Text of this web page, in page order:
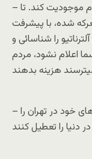
– باید آلترناتیو(جایگزین رژیم) از هم اکنون اعلام موجودیت کند. تا
شده، با پیشرفت
را شناسائی و
اعلام نشود، مردم
– جامعه جهانی باید از هم اکنون سفارتخانه های خود در تهران را